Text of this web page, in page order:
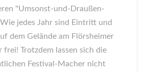
"Umsonst-und-Draußen-
Wie jedes Jahr sind Eintritt und
dem Gelände am Flörsheimer
frei! Trotzdem lassen sich die
Festival-Macher nicht